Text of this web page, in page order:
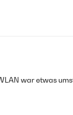
war etwas